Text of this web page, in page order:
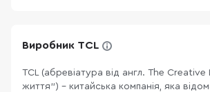
Виробник TCL
TCL (абревіатура від англ. The
життя") - китайська компанія, яка